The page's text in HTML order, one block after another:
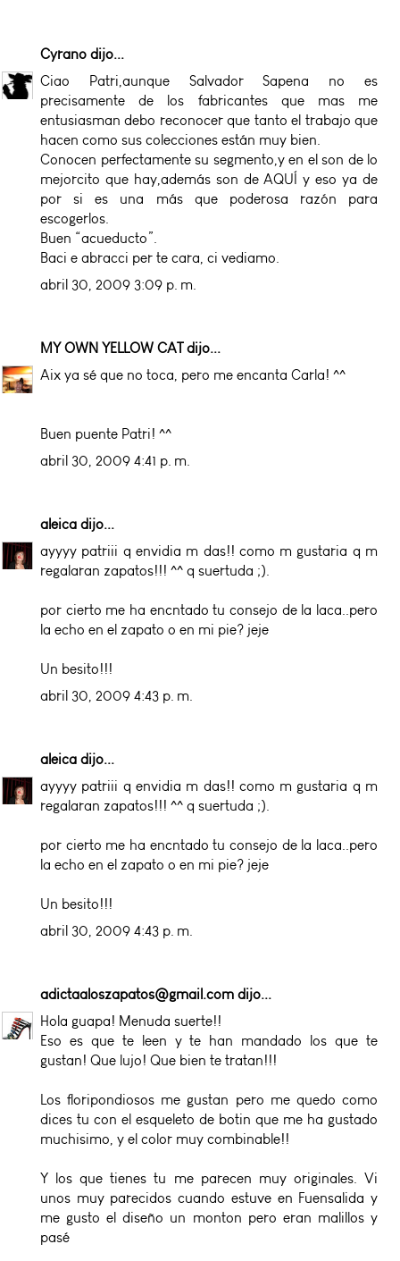
Cyrano dijo...
Ciao Patri,aunque Salvador Sapena no es
precisamente de los fabricantes que mas me
entusiasman debo reconocer que tanto el trabajo que
hacen como sus colecciones están muy bien.
Conocen perfectamente su segmento,y en el son de lo
mejorcito que hay,además son de AQUÍ y eso ya de
por si es una más que poderosa razón para
escogerlos.
Buen “acueducto”.
Baci e abracci per te cara, ci vediamo.
abril 30, 2009 3:09 p. m.
MY OWN YELLOW CATdijo...
Aix ya sé que no toca, pero me encanta Carla! ^^
Buen puente Patri! ^^
abril 30, 2009 4:41 p. m.
aleica dijo...
ayyyy patriii q envidia m das!! como m gustaria q m
regalaran zapatos!!! ^^ q suertuda ;).
por cierto me ha encntado tu consejo de la laca..pero
la echo en el zapato o en mi pie? jeje
Un besito!!!
abril 30, 2009 4:43 p. m.
aleica dijo...
ayyyy patriii q envidia m das!! como m gustaria q m
regalaran zapatos!!! ^^ q suertuda ;).
por cierto me ha encntado tu consejo de la laca..pero
la echo en el zapato o en mi pie? jeje
Un besito!!!
abril 30, 2009 4:43 p. m.
adictaaloszapatos@gmail.com dijo...
Hola guapa! Menuda suerte!!
Eso es que te leen y te han mandado los que te
gustan! Que lujo! Que bien te tratan!!!
Los floripondiosos me gustan pero me quedo como
dices tu con el esqueleto de botin que me ha gustado
muchisimo, y el color muy combinable!!
Y los que tienes tu me parecen muy originales. Vi
unos muy parecidos cuando estuve en Fuensalida y
me gusto el diseño un monton pero eran malillos y
pasé